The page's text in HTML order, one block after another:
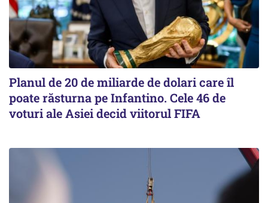
Planul de 20 de miliarde de dolari care îl
poate răsturna pe Infantino. Cele 46 de
voturi ale Asiei decid viitorul FIFA